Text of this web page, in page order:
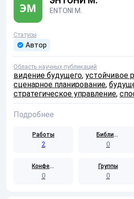
ENTONI M.
Статусы
Автор
Область научных публикаций
видение будущего, устойчивое
сценарное планирование,
стратегическое управление,
Подробнее
Работы
2
Библиотека
0
Конференции
0
Группы
0